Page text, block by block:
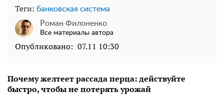
Теги: банковская система
Роман Филоненко
Все материалы автора
Опубликовано: 07.11 10:30
Почему желтеет рассада перца: действуйте
быстро, чтобы не потерять урожай